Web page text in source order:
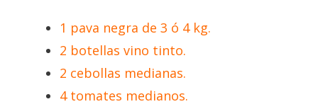
1 pava negra de 3 ó 4 kg.
2 botellas vino tinto.
2 cebollas medianas.
4 tomates medianos.